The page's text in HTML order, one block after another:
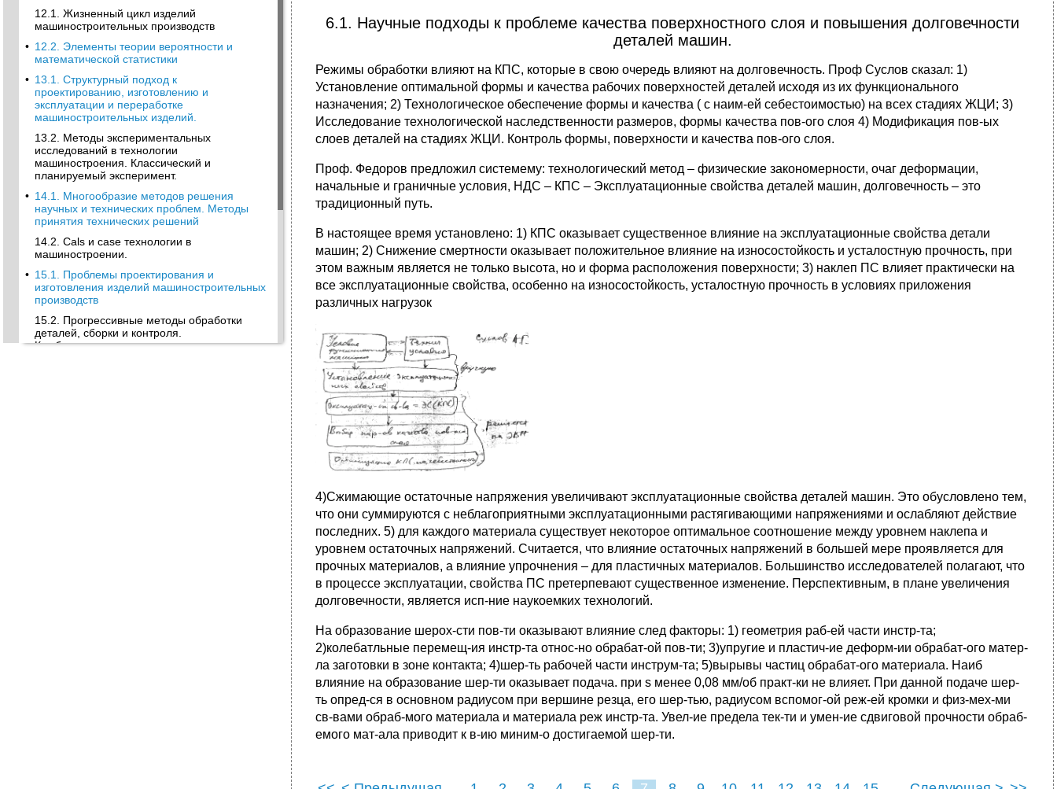
12.1. Жизненный цикл изделий
машиностроительных производств
• 12.2. Элементы теории вероятности и
математической статистики
• 13.1. Структурный подход к
проектированию, изготовлению и
эксплуатации и переработке
машиностроительных изделий.
13.2. Методы экспериментальных
исследований в технологии
машиностроения. Классический и
планируемый эксперимент.
• 14.1. Многообразие методов решения
научных и технических проблем. Методы
принятия технических решений
14.2. Cals и case технологии в
машиностроении.
• 15.1. Проблемы проектирования и
изготовления изделий машиностроительных
производств
15.2. Прогрессивные методы обработки
деталей, сборки и контроля.
Комбинированные и совмещенные методы
6.1. Научные подходы к проблеме качества поверхностного слоя и повышения долговечности
деталей машин.
Режимы обработки влияют на КПС, которые в свою очередь влияют на долговечность. Проф Суслов сказал: 1)
Установление оптимальной формы и качества рабочих поверхностей деталей исходя из их функционального
назначения; 2) Технологическое обеспечение формы и качества ( с наим-ей себестоимостью) на всех стадиях ЖЦИ; 3)
Исследование технологической наследственности размеров, формы качества пов-ого слоя 4) Модификация пов-ых
слоев деталей на стадиях ЖЦИ. Контроль формы, поверхности и качества пов-ого слоя.
Проф. Федоров предложил системему: технологический метод – физические закономерности, очаг деформации,
начальные и граничные условия, НДС – КПС – Эксплуатационные свойства деталей машин, долговечность – это
традиционный путь.
В настоящее время установлено: 1) КПС оказывает существенное влияние на эксплуатационные свойства детали
машин; 2) Снижение смертности оказывает положительное влияние на износостойкость и усталостную прочность, при
этом важным является не только высота, но и форма расположения поверхности; 3) наклеп ПС влияет практически на
все эксплуатационные свойства, особенно на износостойкость, усталостную прочность в условиях приложения
различных нагрузок
4)Сжимающие остаточные напряжения увеличивают эксплуатационные свойства деталей машин. Это обусловлено тем,
что они суммируются с неблагоприятными эксплуатационными растягивающими напряжениями и ослабляют действие
последних. 5) для каждого материала существует некоторое оптимальное соотношение между уровнем наклепа и
уровнем остаточных напряжений. Считается, что влияние остаточных напряжений в большей мере проявляется для
прочных материалов, а влияние упрочнения – для пластичных материалов. Большинство исследователей полагают, что
в процессе эксплуатации, свойства ПС претерпевают существенное изменение. Перспективным, в плане увеличения
долговечности, является исп-ние наукоемких технологий.
На образование шерох-сти пов-ти оказывают влияние след факторы: 1) геометрия раб-ей части инстр-та;
2)колебатльные перемещ-ия инстр-та относ-но обрабат-ой пов-ти; 3)упругие и пластич-ие деформ-ии обрабат-ого матер-
ла заготовки в зоне контакта; 4)шер-ть рабочей части инструм-та; 5)вырывы частиц обрабат-ого материала. Наиб
влияние на образование шер-ти оказывает подача. при s менее 0,08 мм/об практ-ки не влияет. При данной подаче шер-
ть опред-ся в основном радиусом при вершине резца, его шер-тью, радиусом вспомог-ой реж-ей кромки и физ-мех-ми
св-вами обраб-мого материала и материала реж инстр-та. Увел-ие предела тек-ти и умен-ие сдвиговой прочности обраб-
емого мат-ала приводит к в-ию миним-о достигаемой шер-ти.